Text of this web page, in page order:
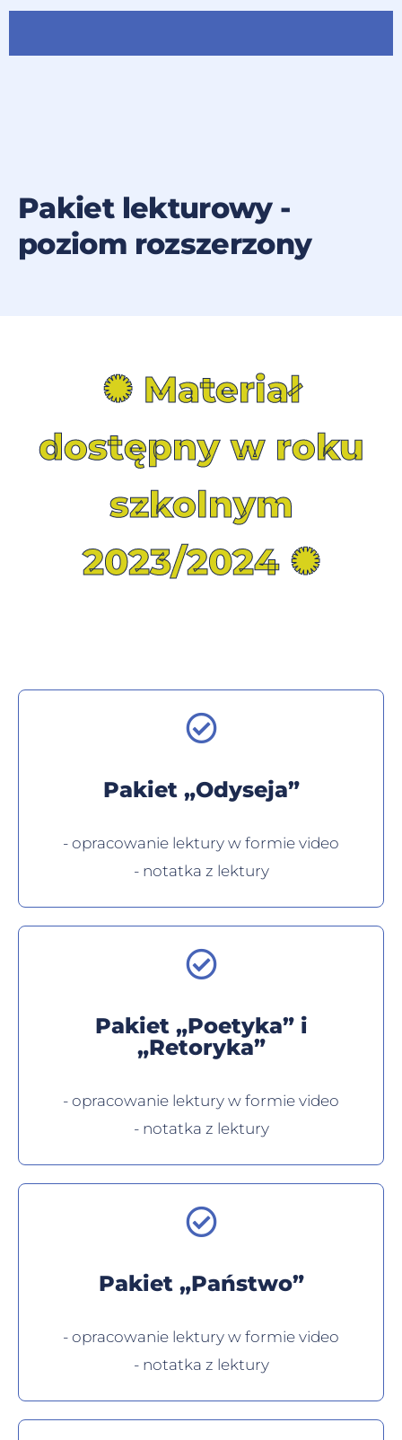
Pakiet lekturowy -
poziom rozszerzony
✺ Materiał
dostępny w roku
szkolnym
2023/2024 ✺
Pakiet „Odyseja”
- opracowanie lektury w formie video
- notatka z lektury
Pakiet „Poetyka” i
„Retoryka”
- opracowanie lektury w formie video
- notatka z lektury
Pakiet „Państwo”
- opracowanie lektury w formie video
- notatka z lektury